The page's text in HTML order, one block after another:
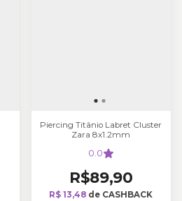
Piercing Titânio Labret Cluster
Zara 8x1.2mm
0.0
R$89,90
R$ 13,48 de CASHBACK